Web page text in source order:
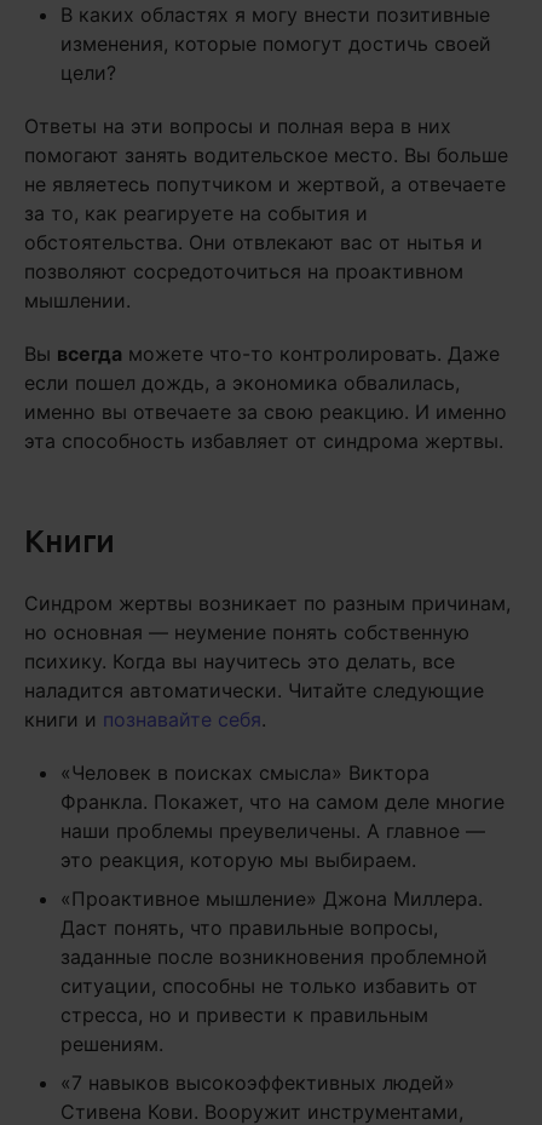
В каких областях я могу внести позитивные
изменения, которые помогут достичь своей
цели?
Ответы на эти вопросы и полная вера в них
помогают занять водительское место. Вы больше
не являетесь попутчиком и жертвой, а отвечаете
за то, как реагируете на события и
обстоятельства. Они отвлекают вас от нытья и
позволяют сосредоточиться на проактивном
мышлении.
Вы всегда можете что-то контролировать. Даже
если пошел дождь, а экономика обвалилась,
именно вы отвечаете за свою реакцию. И именно
эта способность избавляет от синдрома жертвы.
Книги
Синдром жертвы возникает по разным причинам,
но основная — неумение понять собственную
психику. Когда вы научитесь это делать, все
наладится автоматически. Читайте следующие
книги и познавайте себя.
«Человек в поисках смысла» Виктора
Франкла. Покажет, что на самом деле многие
наши проблемы преувеличены. А главное —
это реакция, которую мы выбираем.
«Проактивное мышление» Джона Миллера.
Даст понять, что правильные вопросы,
заданные после возникновения проблемной
ситуации, способны не только избавить от
стресса, но и привести к правильным
решениям.
«7 навыков высокоэффективных людей»
Стивена Кови. Вооружит инструментами,